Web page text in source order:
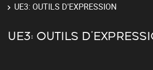
UE3: OUTILS D'EXPRESSION
UE3: OUTILS